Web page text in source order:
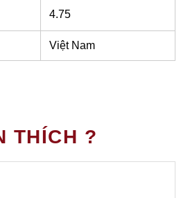
4.75
Việt Nam
THÍCH ?